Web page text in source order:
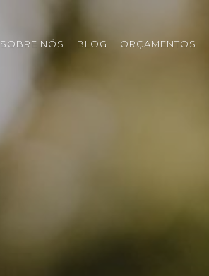
SOBRE NÓS BLOG ORÇAMENTOS